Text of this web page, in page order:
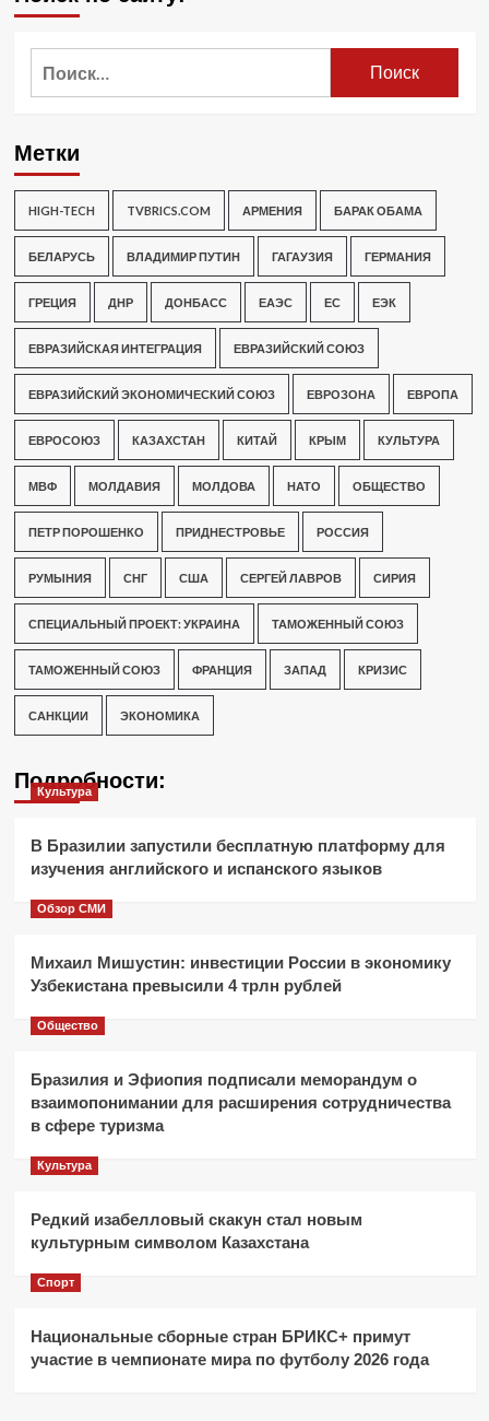
Метки
HIGH-TECH TVBRICS.COM АРМЕНИЯ БАРАК ОБАМА
БЕЛАРУСЬ ВЛАДИМИР ПУТИН ГАГАУЗИЯ ГЕРМАНИЯ
ГРЕЦИЯ ДНР ДОНБАСС ЕАЭС ЕС ЕЭК
ЕВРАЗИЙСКАЯ ИНТЕГРАЦИЯ ЕВРАЗИЙСКИЙ СОЮЗ
ЕВРАЗИЙСКИЙ ЭКОНОМИЧЕСКИЙ СОЮЗ ЕВРОЗОНА ЕВРОПА
ЕВРОСОЮЗ КАЗАХСТАН КИТАЙ КРЫМ КУЛЬТУРА
МВФ МОЛДАВИЯ МОЛДОВА НАТО ОБЩЕСТВО
ПЕТР ПОРОШЕНКО ПРИДНЕСТРОВЬЕ РОССИЯ
РУМЫНИЯ СНГ США СЕРГЕЙ ЛАВРОВ СИРИЯ
СПЕЦИАЛЬНЫЙ ПРОЕКТ: УКРАИНА ТАМОЖЕННЫЙ СОЮЗ
ТАМОЖЕННЫЙ СОЮЗ ФРАНЦИЯ ЗАПАД КРИЗИС
САНКЦИИ ЭКОНОМИКА
Подробности:
Культура
В Бразилии запустили бесплатную платформу для
изучения английского и испанского языков
Обзор СМИ
Михаил Мишустин: инвестиции России в экономику
Узбекистана превысили 4 трлн рублей
Общество
Бразилия и Эфиопия подписали меморандум о
взаимопонимании для расширения сотрудничества
в сфере туризма
Культура
Редкий изабелловый скакун стал новым
культурным символом Казахстана
Спорт
Национальные сборные стран БРИКС+ примут
участие в чемпионате мира по футболу 2026 года